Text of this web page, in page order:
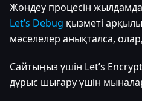
Жөндеу процесін
Let’s Debug қызметі
мәселелер анықталса,
Сайтыңыз үшін Let’s
дұрыс шығару үшін